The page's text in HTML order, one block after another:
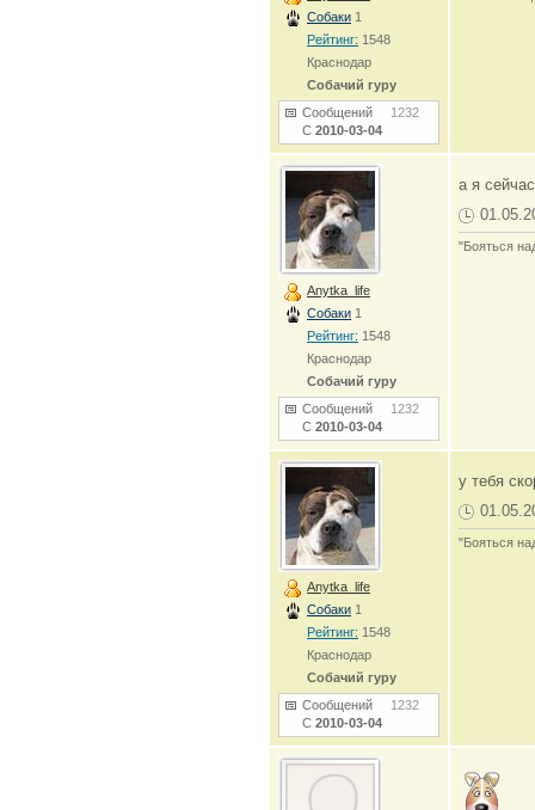
Собаки 1
Рейтинг: 1548
Краснодар
Собачий гуру
Сообщений 1232
С 2010-03-04
Anytka_life
Собаки 1
Рейтинг: 1548
Краснодар
Собачий гуру
Сообщений 1232
С 2010-03-04
а я
"Бояться
Anytka_life
Собаки 1
Рейтинг: 1548
Краснодар
Собачий гуру
Сообщений 1232
С 2010-03-04
у тебя
"Бояться